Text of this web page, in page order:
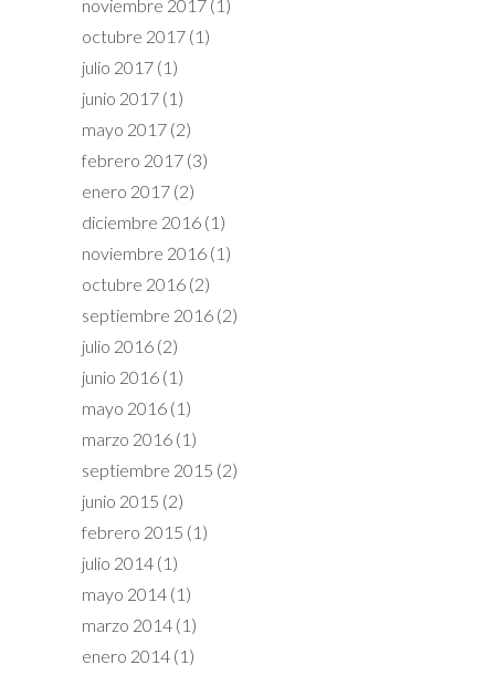
noviembre 2017 (1)
octubre 2017 (1)
julio 2017 (1)
junio 2017 (1)
mayo 2017 (2)
febrero 2017 (3)
enero 2017 (2)
diciembre 2016 (1)
noviembre 2016 (1)
octubre 2016 (2)
septiembre 2016 (2)
julio 2016 (2)
junio 2016 (1)
mayo 2016 (1)
marzo 2016 (1)
septiembre 2015 (2)
junio 2015 (2)
febrero 2015 (1)
julio 2014 (1)
mayo 2014 (1)
marzo 2014 (1)
enero 2014 (1)